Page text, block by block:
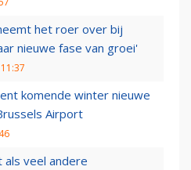
het roer over bij
nieuwe fase van groei'
komende winter nieuwe
Airport
als veel andere